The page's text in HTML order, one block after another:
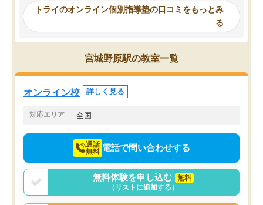
ったんですが、学生の先生から学ぶこ
み、徐々に成績が上がったらいいなと
思っていました。何が今足りないのか
を的確に指導いただき、子どももびっ
くりするほど楽しんでやる気を持って
塾を受けています。狙い通り、少しず
つ成績も上がり、苦手意識も無くなっ
てきたので、さらに苦手な数学も追加
でお願いしました。来年の高校受験に
らないところをピンポイ
頂いて、とてもわかり
していました。一生を
スト、多少お金がかかっ
思い切って入塾してよか
トライのオンライン個別指導塾の口コミをもっとみ
る
宮城野原駅の教室一覧
オンライン校 詳しく見る
対応エリア 全国
通話
無料 電話で問い合わせする
無料体験を申し込む
無料
（リストに追加する）